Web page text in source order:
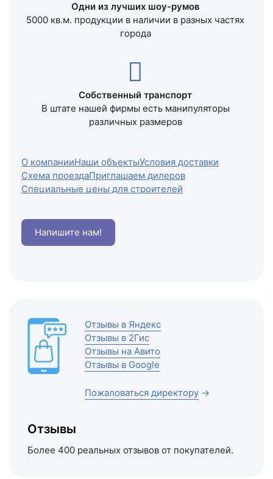
Одни из лучших шоу-румов
5000 кв.м. продукции в наличии в разных частях
города
Собственный транспорт
В штате нашей фирмы есть манипуляторы
различных размеров
О компанииНаши объектыУсловия доставки
Схема проездаПриглашаем дилеров
Специальные цены для строителей
Напишите нам!
Отзывы в Яндекс
Отзывы в 2Гис
Отзывы на Авито
Отзывы в Google
Пожаловаться директору →
Отзывы
Более 400 реальных отзывов от покупателей.